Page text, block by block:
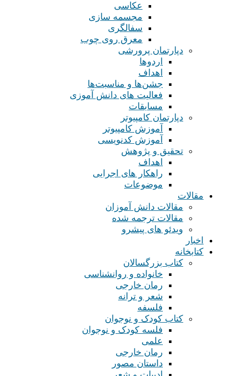
عکاسی
مجسمه سازی
سفالگری
معرق روی چوب
دپارتمان پرورشی
اردوها
اهداف
جشن‌ها و مناسبت‌ها
فعالیت های دانش آموزی
مسابقات
دپارتمان کامپیوتر
آموزش کامپیوتر
آموزش کدنویسی
تحقیق و پژوهش
اهداف
راهکار های اجرایی
موضوعات
مقالات
مقالات دانش آموزان
مقالات ترجمه شده
ویدئو های پیشرو
اخبار
کتابخانه
کتاب بزرگسالان
خانواده و روانشناسی
رمان خارجی
شعر و ترانه
فلسفه
کتاب کودک و نوجوان
فلسه کودک و نوجوان
علمی
رمان خارجی
داستان مصور